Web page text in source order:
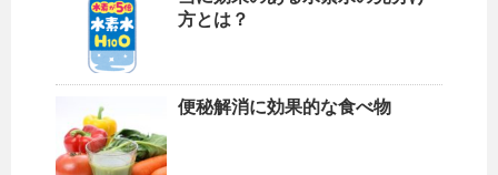
方とは？
便秘解消に効果的な食べ物